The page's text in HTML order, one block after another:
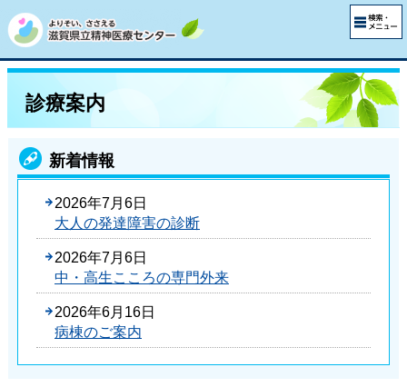
診療案内
新着情報
2026年7月6日
大人の発達障害の診断
2026年7月6日
中・高生こころの専門外来
2026年6月16日
病棟のご案内